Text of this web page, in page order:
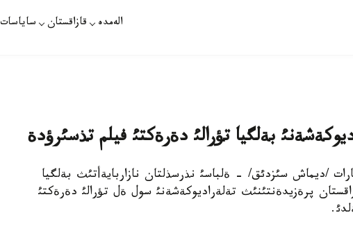
الەمدە قازاقستان ساياسات
بةلگيا تؤرالئ دةرةكتئ فيلم تذسئرؤدة
7-سئ. قازاقپارات /ديماش سئزدئق/ - ةلباسئ نذرسذلتان نازاربايةأتئث بةلگيا
پرةزيدةنتئنئث تةلةراديوكةشةنئ سول ةل تؤرالئ دةرةكتئ